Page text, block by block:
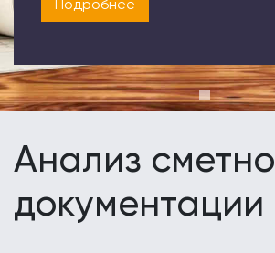
Подробнее
Анализ
документации